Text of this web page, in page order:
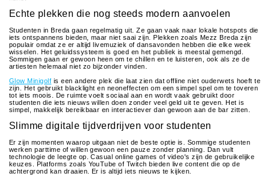
KORTING
Breda Student Shop
Draai aan het rad!
VRIJE TIJD
Sport
Nieuws
Agenda
Bezienswaardigheden
Echte plekken die nog steeds modern aanvoelen
Studenten in Breda gaan regelmatig uit. Ze gaan vaak naar lokale hotspots die
iets ontspannens bieden, maar niet saai zijn. Plekken zoals Mezz Breda zijn
populair omdat ze er altijd livemuziek of dansavonden hebben die elke week
wisselen. Het geluidssysteem is goed en het publiek is meestal gemengd.
Sommigen gaan er gewoon heen om te chillen en te luisteren, ook als ze de
artiesten helemaal niet zo bijzonder vinden.
Glow Minigolf is een andere plek die laat zien dat offline niet ouderwets hoeft te
zijn. Het gebruikt blacklight en neoneffecten om een simpel spel om te toveren
tot iets moois. De ruimte voelt sociaal aan en wordt vaak gebruikt door
studenten die iets nieuws willen doen zonder veel geld uit te geven. Het is
simpel, makkelijk bereikbaar en interactiever dan gewoon aan de bar zitten.
Slimme digitale tijdverdrijven voor studenten
Er zijn momenten waarop uitgaan niet de beste optie is. Sommige studenten
werken parttime of willen gewoon een pauze zonder planning. Dan vult
technologie de leegte op. Casual online games of video's zijn de gebruikelijke
keuzes. Platforms zoals YouTube of Twitch bieden live content die op de
achtergrond kan draaien. Er is altijd iets nieuws te kijken.